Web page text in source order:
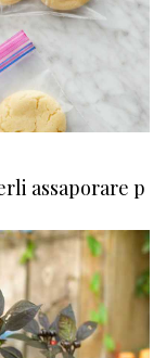
assaporare p